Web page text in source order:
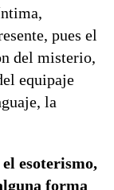
pues el
del misterio,
equipaje
la
esoterismo,
forma